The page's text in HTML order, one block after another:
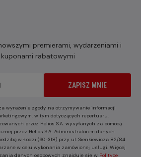
premierami, wydarzeniami i
rabatowymi
ZAPISZ MNIE
wyrażenie zgody na otrzymywanie informacji
w tym dotyczących repertuaru,
przez Helios S.A. wysyłanych za pomocą
przez Helios S.A. Administratorem danych
w Łodzi (90-318) przy ul. Sienkiewicza 82/84.
w celu wykonania zamówionej usługi. Więcej
danych osobowych znajduje się w Polityce